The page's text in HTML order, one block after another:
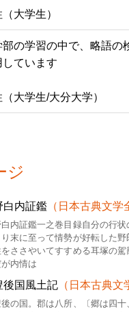
大学生）
部の学習の中で、略語の
しています
大学生/大分大学）
ジ
白内証鑑（日本古典文学
白内証鑑一之巻目録自分の行
り末に至って情勢が好転した
ささやいてすすめる耳塚の
が内情は
後国風土記（日本古典文
後の国。郡は八所、〔郷は四